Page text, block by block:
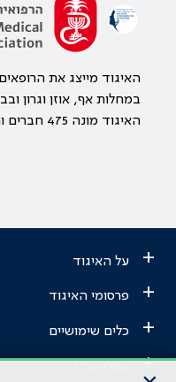
האיגוד מייצג את
במחלות אף, אוזן וגרון
האיגוד מונה 475 חברים וחברים נלווים
+ על האיגוד
+ פרסומי האיגוד
+ כלים שימושיים
+